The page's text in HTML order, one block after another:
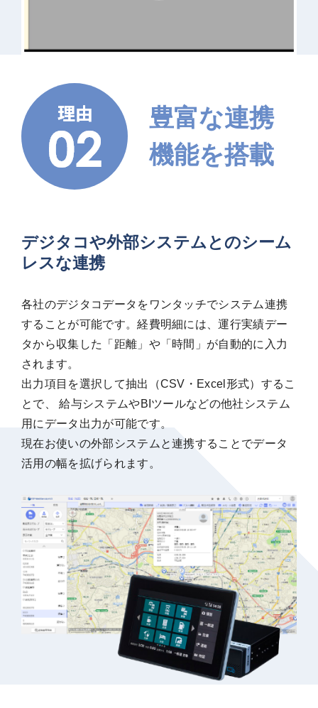
豊富な連携
機能を搭載
デジタコや外部システムとのシーム
レスな連携
各社のデジタコデータをワンタッチでシステム連携
することが可能です。経費明細には、運行実績デー
タから収集した「距離」や「時間」が自動的に入力
されます。
出力項目を選択して抽出（CSV・Excel形式）するこ
とで、 給与システムやBIツールなどの他社システム
用にデータ出力が可能です。
現在お使いの外部システムと連携することでデータ
活用の幅を拡げられます。